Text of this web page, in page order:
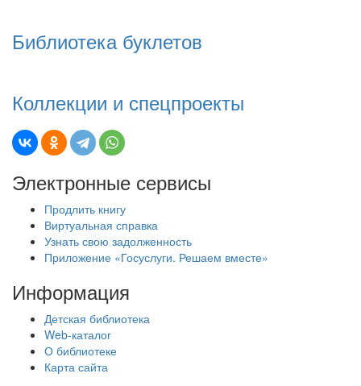
Библиотека буклетов
Коллекции и спецпроекты
Электронные сервисы
Продлить книгу
Виртуальная справка
Узнать свою задолженность
Приложение «Госуслуги. Решаем вместе»
Информация
Детская библиотека
Web-каталог
О библиотеке
Карта сайта